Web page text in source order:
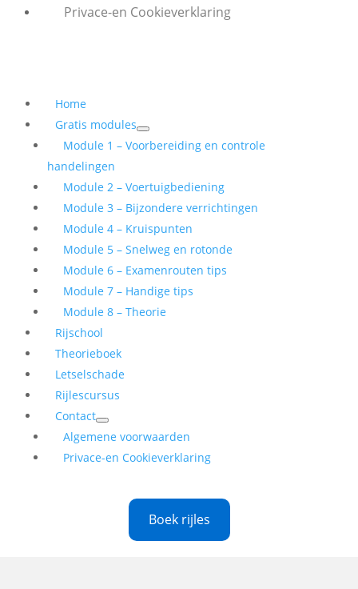
Privace-en Cookieverklaring
Home
Gratis modules
Module 1 – Voorbereiding en controle
handelingen
Module 2 – Voertuigbediening
Module 3 – Bijzondere verrichtingen
Module 4 – Kruispunten
Module 5 – Snelweg en rotonde
Module 6 – Examenrouten tips
Module 7 – Handige tips
Module 8 – Theorie
Rijschool
Theorieboek
Letselschade
Rijlescursus
Contact
Algemene voorwaarden
Privace-en Cookieverklaring
Boek rijles